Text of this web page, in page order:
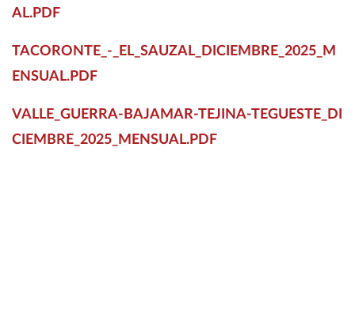
AL.PDF
TACORONTE_-_EL_SAUZAL_DICIEMBRE_2025_M
ENSUAL.PDF
VALLE_GUERRA-BAJAMAR-TEJINA-TEGUESTE_DI
CIEMBRE_2025_MENSUAL.PDF